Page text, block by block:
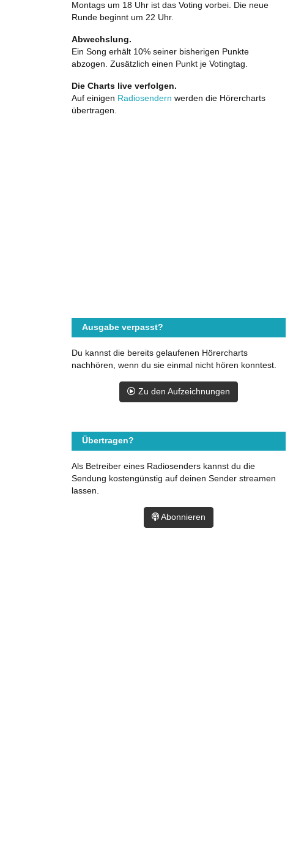
Montags um 18 Uhr ist das Voting vorbei. Die neue
Runde beginnt um 22 Uhr.
Abwechslung.
Ein Song erhält 10% seiner bisherigen Punkte
abzogen. Zusätzlich einen Punkt je Votingtag.
Die Charts live verfolgen.
Auf einigen Radiosendern werden die Hörercharts
übertragen.
Ausgabe verpasst?
Du kannst die bereits gelaufenen Hörercharts
nachhören, wenn du sie einmal nicht hören konntest.
Zu den Aufzeichnungen
Übertragen?
Als Betreiber eines Radiosenders kannst du die
Sendung kostengünstig auf deinen Sender streamen
lassen.
Abonnieren